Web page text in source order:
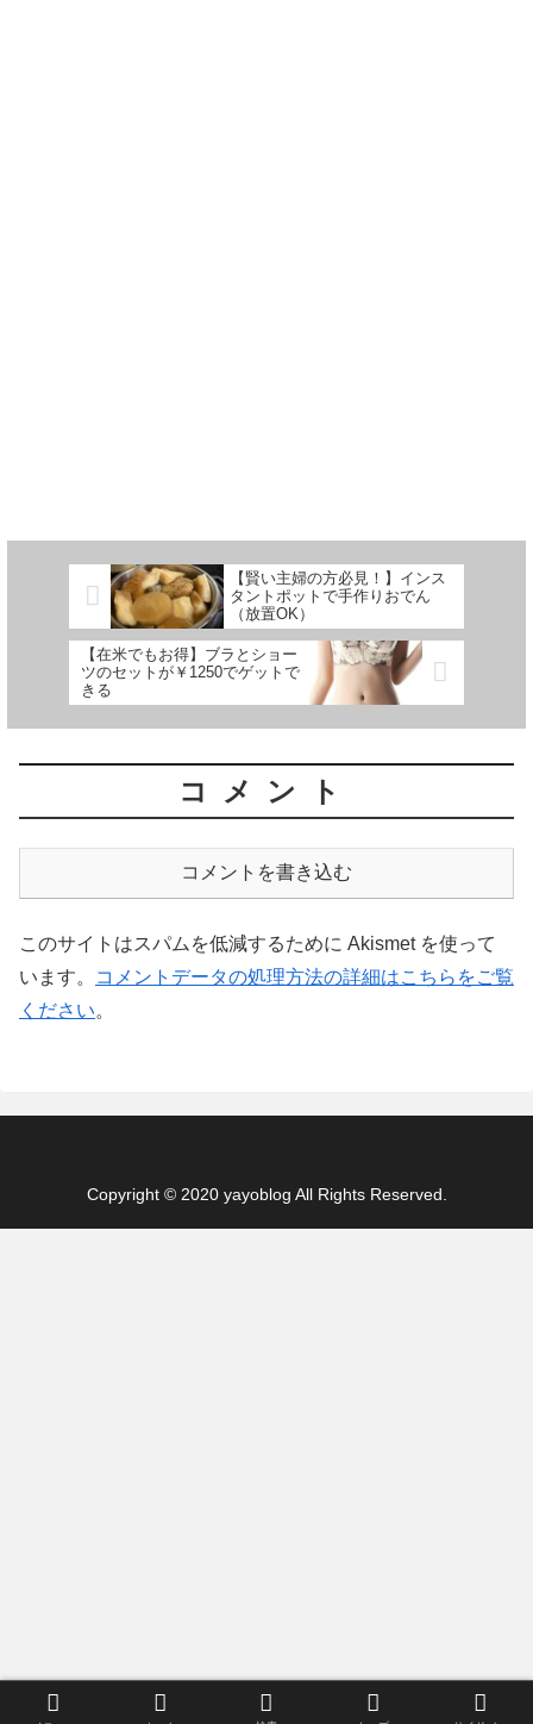
【賢い主婦の方必見！】インス
タントポットで手作りおでん
（放置OK）
【在米でもお得】ブラとショー
ツのセットが￥1250でゲットで
きる
コメント
コメントを書き込む
このサイトはスパムを低減するために Akismet を使って
います。
コメントデータの処理方法の詳細はこちらをご覧
ください。
Copyright © 2020 yayoblog All Rights Reserved.